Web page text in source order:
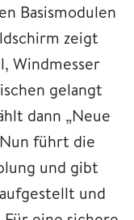
Basismodulen
zeigt
Windmesser
gelangt
dann „Neue
führt die
und gibt
und